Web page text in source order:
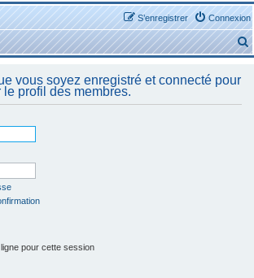
Connexion
S’enregistrer
e
vous soyez enregistré et connecté pour
profil des membres.
pour cette session